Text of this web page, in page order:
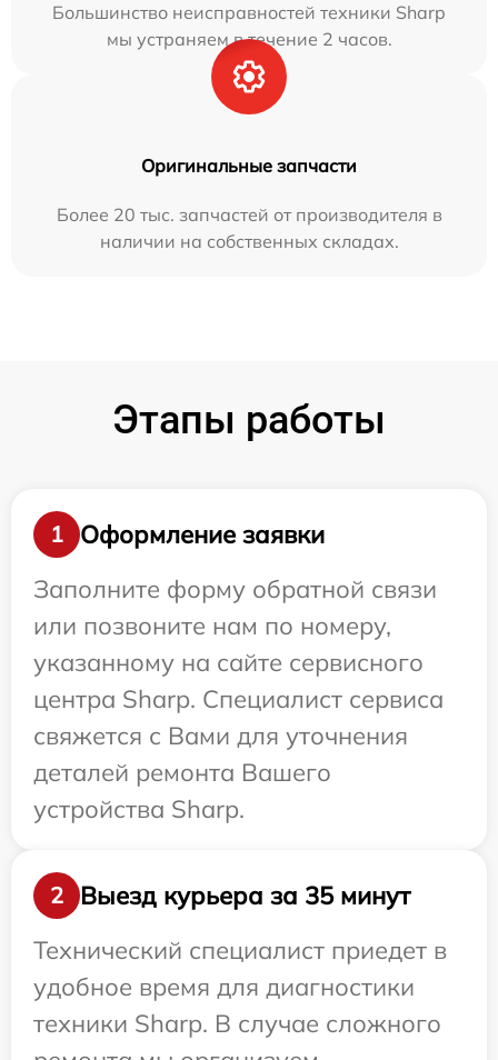
Большинство неисправностей техники Sharp
мы устраняем в течение 2 часов.
Оригинальные запчасти
Более 20 тыс. запчастей от производителя в
наличии на собственных складах.
Этапы работы
1
Оформление заявки
Заполните форму обратной связи
или позвоните нам по номеру,
указанному на сайте сервисного
центра Sharp. Специалист сервиса
свяжется с Вами для уточнения
деталей ремонта Вашего
устройства Sharp.
2
Выезд курьера за 35 минут
Технический специалист приедет в
удобное время для диагностики
техники Sharp. В случае сложного